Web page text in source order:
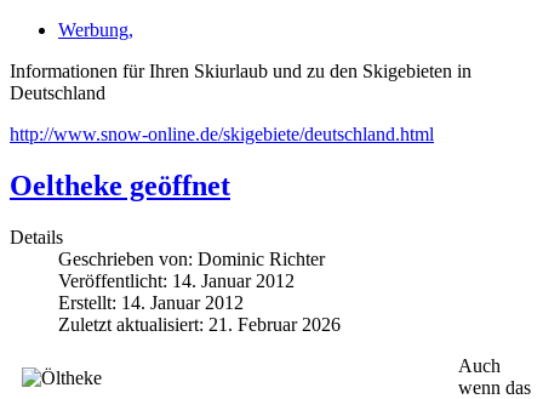
Werbung,
Informationen für Ihren Skiurlaub und zu den Skigebieten in
Deutschland
http://www.snow-online.de/skigebiete/deutschland.html
Oeltheke geöffnet
Details
Geschrieben von: Dominic Richter
Veröffentlicht: 14. Januar 2012
Erstellt: 14. Januar 2012
Zuletzt aktualisiert: 21. Februar 2026
Auch
wenn das